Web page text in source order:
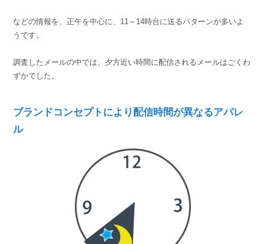
などの情報を、正午を中心に、11～14時台に送るパターンが多いよ
うです。
調査したメールの中では、夕方近い時間に配信されるメールはごくわ
ずかでした。
ブランドコンセプトにより配信時間が異なるアパレ
ル